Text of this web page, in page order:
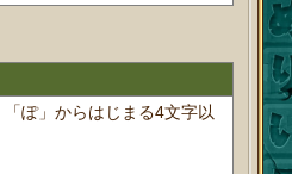
「ぽ」からはじまる4文字以